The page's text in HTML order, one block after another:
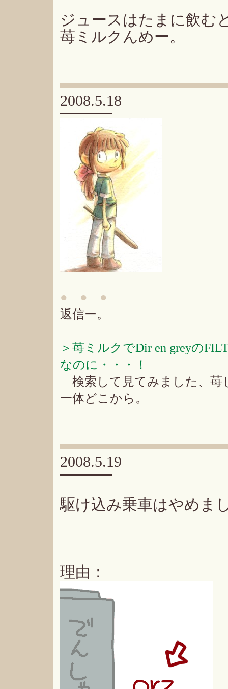
ジュースはたまに飲む
苺ミルクんめー。
2008.5.18
● ● ●
返信ー。
＞苺ミルクでDir en greyの
なのに・・・！
検索して見てみました、苺
一体どこから。
2008.5.19
駆け込み乗車はやめま
理由：